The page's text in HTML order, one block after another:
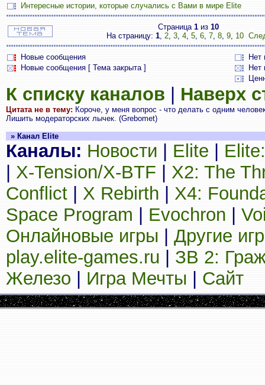
Интересные истории, которые случались с Вами в мире Elite
Страница 1из 10
На страницу: 1, 2, 3, 4, 5, 6, 7, 8, 9, 10
Новые сообщения
Нет
Новые сообщения [ Тема закрыта ]
Нет
К списку каналов Наверх
Цитата не в тему: Короче, у меня вопрос - что делать с одним
Лишить модераторских лычек. (Grebomet)
» Канал Elite
Каналы: Новости Elite
X-Tension/X-BTF
X2: The
Conflict
X Rebirth
X4:
Space Program
Evochron
Онлайновые игры
Другие
play.elite-games.ru
ЗВ 2:
Железо
Игра Мечты Сайт